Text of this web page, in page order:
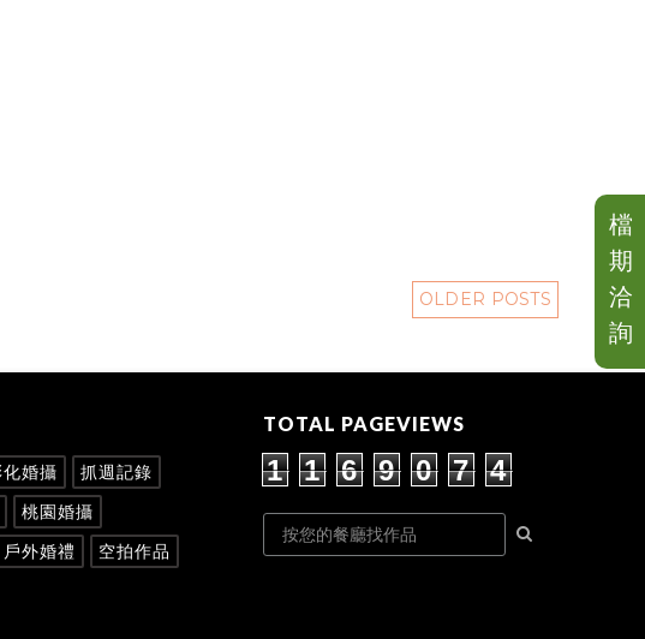
檔
期
洽
詢
OLDER POSTS
婚攝
抓週記錄
桃園婚攝
戶外婚禮
空拍作品
TOTAL PAGEVIEWS
1 1 6 9 0 7 4